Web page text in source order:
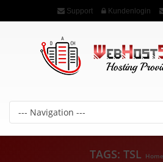
Support Kundenlogin
TAGS: TSL Home